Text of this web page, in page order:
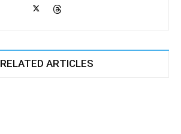
RELATED ARTICLES